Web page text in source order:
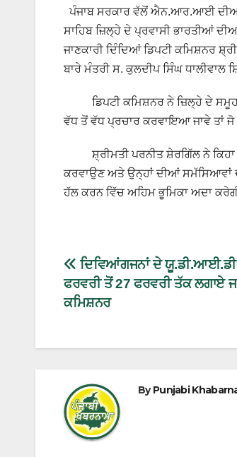
ਪੰਜਾਬ ਸਰਕਾਰ ਵੱਲੋਂ ਐਨ.ਆਰ.ਆਈ
ਸਾਹਿਬ ਜ਼ਿਲ੍ਹੇ ਦੇ ਪ੍ਰਵਾਸੀ ਭਾਰਤੀਆਂ
ਜਾਣਕਾਰੀ ਦਿੰਦਿਆਂ ਡਿਪਟੀ ਕਮਿਸ਼ਨਰ
ਬਾਰੇ ਮੰਤਰੀ ਸ. ਕੁਲਦੀਪ ਸਿੰਘ
ਡਿਪਟੀ ਕਮਿਸ਼ਨਰ ਨੇ ਜ਼ਿਲ੍ਹੇ ਦੇ ਸਮੂਹ
ਵੱਧ ਤੋਂ ਵੱਧ ਪ੍ਰਚਾਰ ਕਰਵਾਇਆ ਜਾਵੇ ਤਾਂ
ਸ਼੍ਰੀਮਤੀ ਪਰਨੀਤ ਸ਼ੇਰਗਿੱਲ ਨੇ ਕਿਹਾ
ਕਰਵਾਉਣ ਅਤੇ ਉਨ੍ਹਾਂ ਦੀਆਂ ਸਮੱਸਿਆਵਾਂ
ਹੱਲ ਕਰਨ ਵਿੱਚ ਅਹਿਮ ਭੂਮਿਕਾ ਅਦਾ
ਦਿਵਿਆਂਗਜਨਾਂ ਦੇ
ਫਰਵਰੀ ਤੋਂ 27 ਫਰਵਰੀ ਤੱਕ ਲਗਾਏ
ਕਮਿਸ਼ਨਰ
ByPunjabi